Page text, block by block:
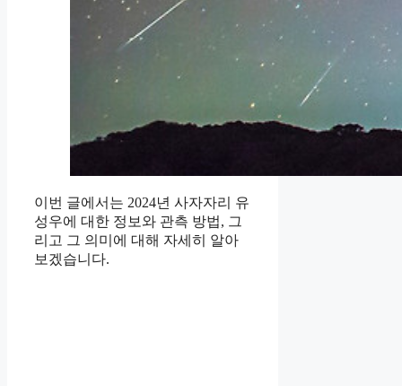
이번 글에서는 2024년 사자자리 유
성우에 대한 정보와 관측 방법, 그
리고 그 의미에 대해 자세히 알아
보겠습니다.